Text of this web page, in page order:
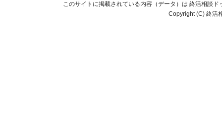
このサイトに掲載されている内容（データ）は 終活相談
Copyright (C) 終活